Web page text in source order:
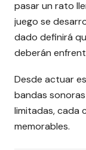
pasar un rato
juego se
dado definirá
deberán
Desde actuar
bandas
limitadas, cada
memorables.